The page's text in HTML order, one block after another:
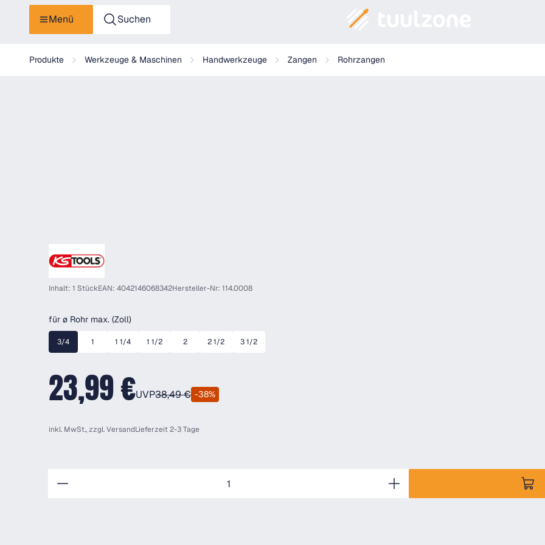
Menü Suchen
Produkte Werkzeuge & Maschinen Handwerkzeuge Zangen Rohrzangen
KS Tools Einhand-Rohrzange
Inhalt: 1 StückEAN: 4042146068342Hersteller-Nr: 114.0008
für ø Rohr max. (Zoll)auswählen
3/4 1 1 1/4 1 1/2 2 2 1/2 3 1/2
23,99 €UVP38,49 € -38%
inkl. MwSt., zzgl.VersandLieferzeit 2-3 Tage